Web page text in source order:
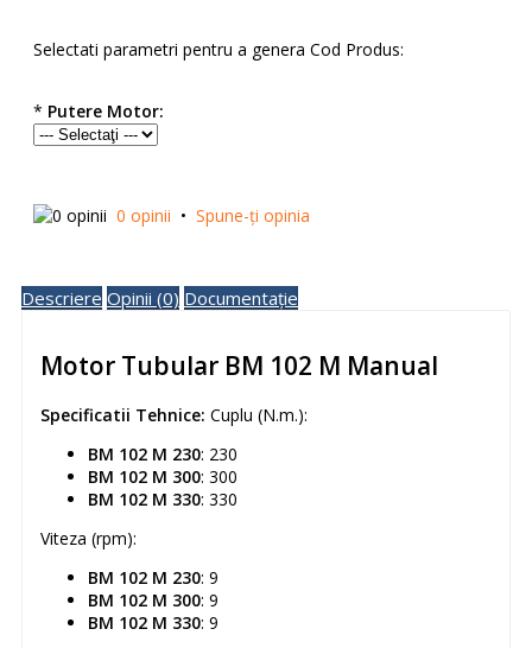
Selectati parametri pentru a genera Cod Produs:
* Putere Motor:
0 opinii • Spune-ţi opinia
Descriere Opinii (0) Documentație
Motor Tubular BM 102 M Manual
Specificatii Tehnice: Cuplu (N.m.):
BM 102 M 230: 230
BM 102 M 300: 300
BM 102 M 330: 330
Viteza (rpm):
BM 102 M 230: 9
BM 102 M 300: 9
BM 102 M 330: 9